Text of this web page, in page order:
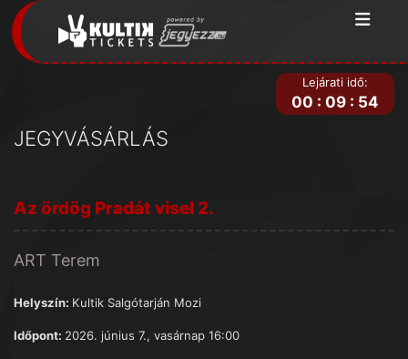
JEGYVÁSÁRLÁS
Lejárati idő:
00 : 09 : 54
Az ördög Pradát visel 2.
ART Terem
Helyszín: Kultik Salgótarján Mozi
Időpont: 2026. június 7., vasárnap 16:00